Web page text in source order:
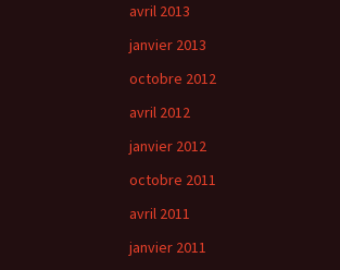
avril 2013
janvier 2013
octobre 2012
avril 2012
janvier 2012
octobre 2011
avril 2011
janvier 2011